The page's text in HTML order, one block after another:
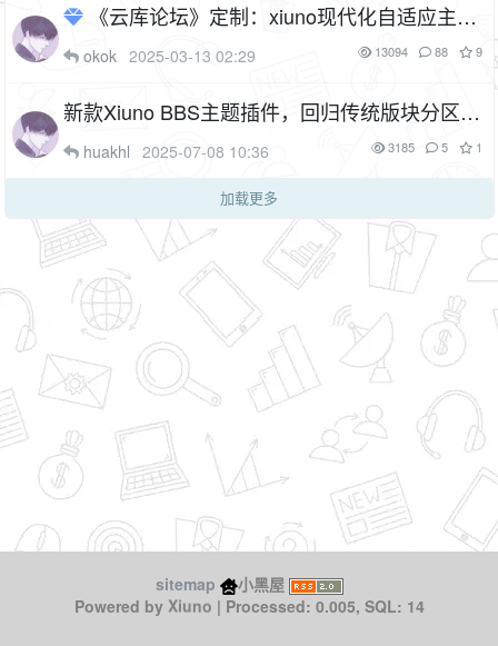
《云库论坛》定制：xiuno现代化自适应主题
插件V2.2.0（cf_theme_modern）
9P 1F
okok 2025-03-13 02:29 13094 88 9
新款Xiuno BBS主题插件，回归传统版块分区模
式。非仿看雪主题（dev_theme_bbs）
4P
huakhl 2025-07-08 10:36 3185 5 1
加载更多
sitemap
小黑屋
Powered by Xiuno | Processed: 0.005, SQL: 14